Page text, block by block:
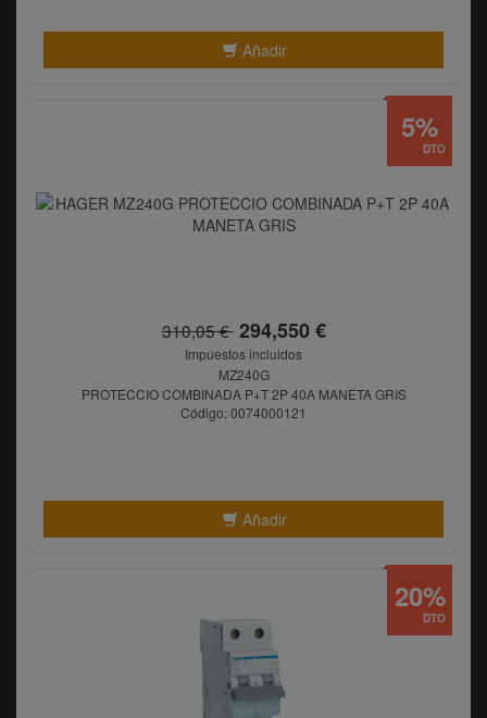
Añadir
310,05 €294,550 €
Impuestos incluidos
MZ240G
PROTECCIO COMBINADA P+T 2P 40A MANETA GRIS
Código: 0074000121
Añadir
DTO
5%
DTO
20%